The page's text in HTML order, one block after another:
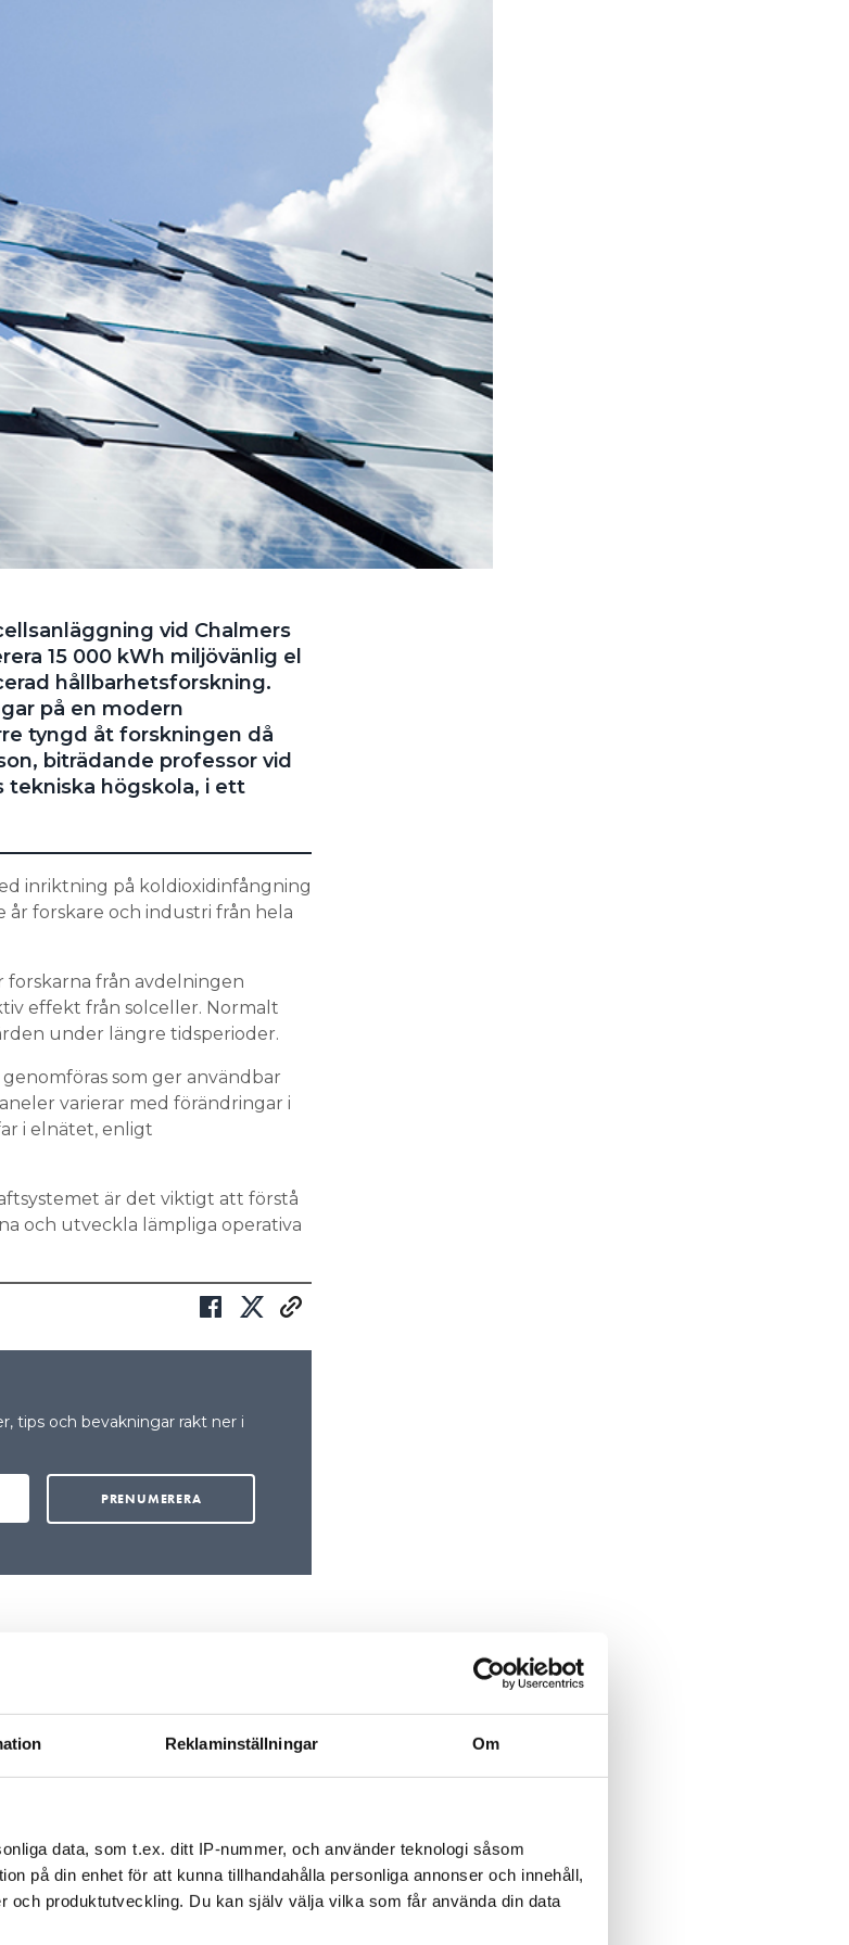
Reklaminställningar Om
data, som t.ex. ditt IP-nummer, och använder teknologi såsom
på din enhet för att kunna tillhandahålla personliga annonser och innehåll,
och produktutveckling. Du kan själv välja vilka som får använda din data
vid Chalmers
15 000 kWh miljövänlig el
hållbarhetsforskning.
på en modern
tyngd åt forskningen då
biträdande professor vid
tekniska högskola, i ett
inriktning på koldioxidinfångning
år forskare och industri från hela
forskarna från avdelningen
effekt från solceller. Normalt
under längre tidsperioder.
som ger användbar
varierar med förändringar i
i elnätet, enligt
är det viktigt att förstå
och utveckla lämpliga operativa
tips och bevakningar rakt ner i
–
för ROT-
om beskattning
och
av ROT-
finns med i
Skarp kritik mot
Boverkets förslag för
NNE-hus
En överväldigande
remissinstanser, är kritiska
mot Boverkets rapport
om en svensk tillämpning
Solceller klarar svensk
vinter